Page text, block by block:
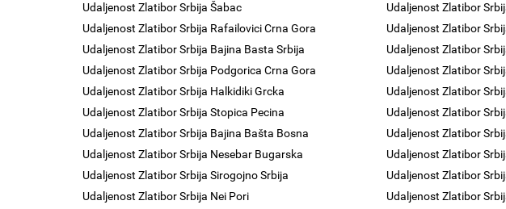
Udaljenost Zlatibor Srbija Šabac Udaljenost Zlatibor
Udaljenost Zlatibor Srbija Rafailovici Crna Gora
Udaljenost Zlatibor
Udaljenost Zlatibor Srbija Bajina Basta Srbija
Udaljenost Zlatibor
Udaljenost Zlatibor Srbija Podgorica Crna Gora
Udaljenost Zlatibor
Udaljenost Zlatibor Srbija Halkidiki Grcka
Udaljenost Zlatibor
Udaljenost Zlatibor Srbija Stopica Pecina
Udaljenost Zlatibor
Udaljenost Zlatibor Srbija Bajina Bašta Bosna
Udaljenost Zlatibor
Udaljenost Zlatibor Srbija Nesebar Bugarska
Udaljenost Zlatibor
Udaljenost Zlatibor Srbija Sirogojno Srbija
Udaljenost Zlatibor
Udaljenost Zlatibor Srbija Nei Pori
Udaljenost Zlatibor